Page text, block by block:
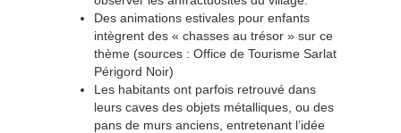
Des animations estivales pour enfants
intègrent des « chasses au trésor » sur ce
thème (sources : Office de Tourisme Sarlat
Périgord Noir)
Les habitants ont parfois retrouvé dans
leurs caves des objets métalliques, ou des
pans de murs anciens, entretenant l’idée